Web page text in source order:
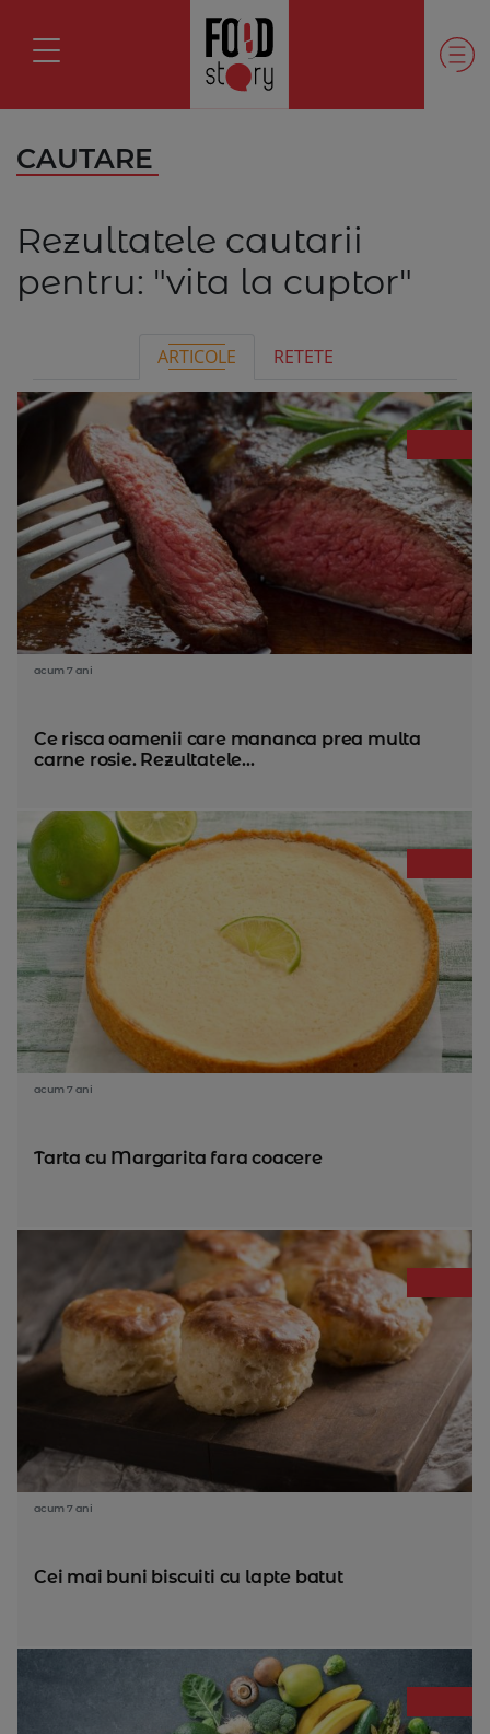
CAUTARE
Rezultatele cautarii
pentru: "vita la cuptor"
ARTICOLE RETETE
acum 7 ani
Ce risca oamenii care mananca prea multa
carne rosie. Rezultatele...
acum 7 ani
Tarta cu Margarita fara coacere
acum 7 ani
Cei mai buni biscuiti cu lapte batut